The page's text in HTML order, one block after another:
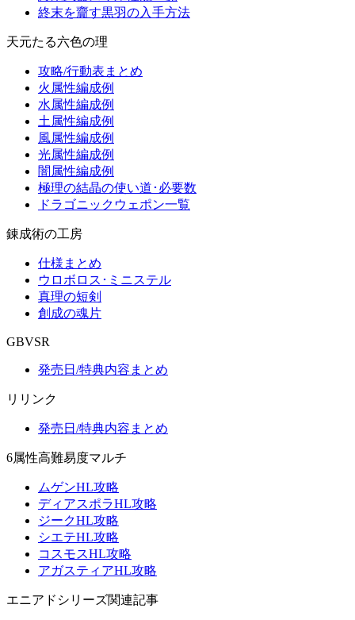
終末を齎す黒羽の入手方法
天元たる六色の理
攻略/行動表まとめ
火属性編成例
水属性編成例
土属性編成例
風属性編成例
光属性編成例
闇属性編成例
極理の結晶の使い道･必要数
ドラゴニックウェポン一覧
錬成術の工房
仕様まとめ
ウロボロス･ミニステル
真理の短剣
創成の魂片
GBVSR
発売日/特典内容まとめ
リリンク
発売日/特典内容まとめ
6属性高難易度マルチ
ムゲンHL攻略
ディアスポラHL攻略
ジークHL攻略
シエテHL攻略
コスモスHL攻略
アガスティアHL攻略
エニアドシリーズ関連記事